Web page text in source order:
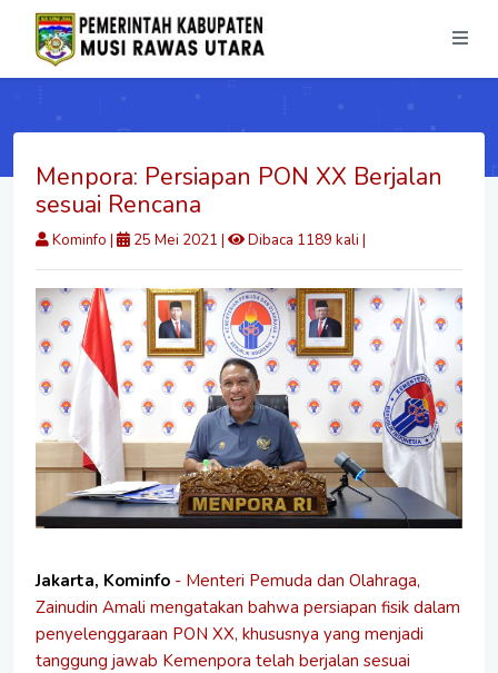
Menpora: Persiapan PON XX Berjalan
sesuai Rencana
Kominfo | 25 Mei 2021 | Dibaca 1189 kali |
Jakarta, Kominfo - Menteri Pemuda dan Olahraga,
Zainudin Amali mengatakan bahwa persiapan fisik dalam
penyelenggaraan PON XX, khususnya yang menjadi
tanggung jawab Kemenpora telah berjalan sesuai